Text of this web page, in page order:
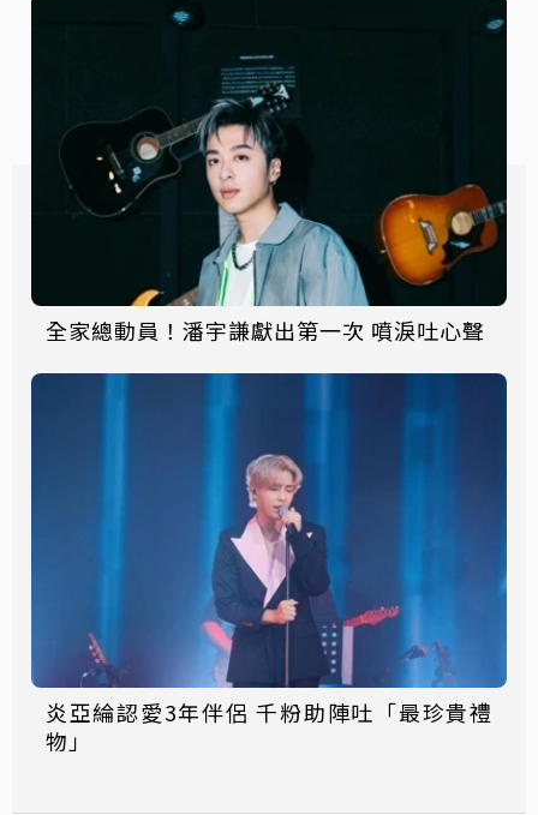
全家總動員！潘宇謙獻出第一次 噴淚吐心聲
炎亞綸認愛3年伴侶 千粉助陣吐「最珍貴禮
物」